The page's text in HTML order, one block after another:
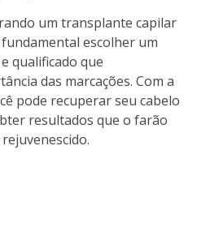
um transplante capilar
escolher um
qualificado que
das marcações. Com a
pode recuperar seu cabelo
resultados que o farão